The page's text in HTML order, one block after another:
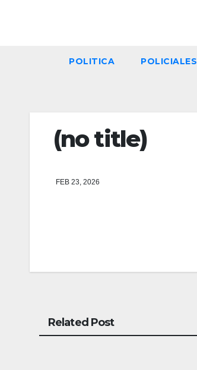
POLITICA POLICIALES
(no title)
FEB 23, 2026
Related Post